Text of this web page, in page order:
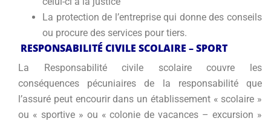
La protection de l’entreprise qui donne des conseils
ou procure des services pour tiers.
RESPONSABILITÉ CIVILE SCOLAIRE – SPORT
La Responsabilité civile scolaire couvre les
conséquences pécuniaires de la responsabilité que
l’assuré peut encourir dans un établissement « scolaire »
ou « sportive » ou « colonie de vacances – excursion »